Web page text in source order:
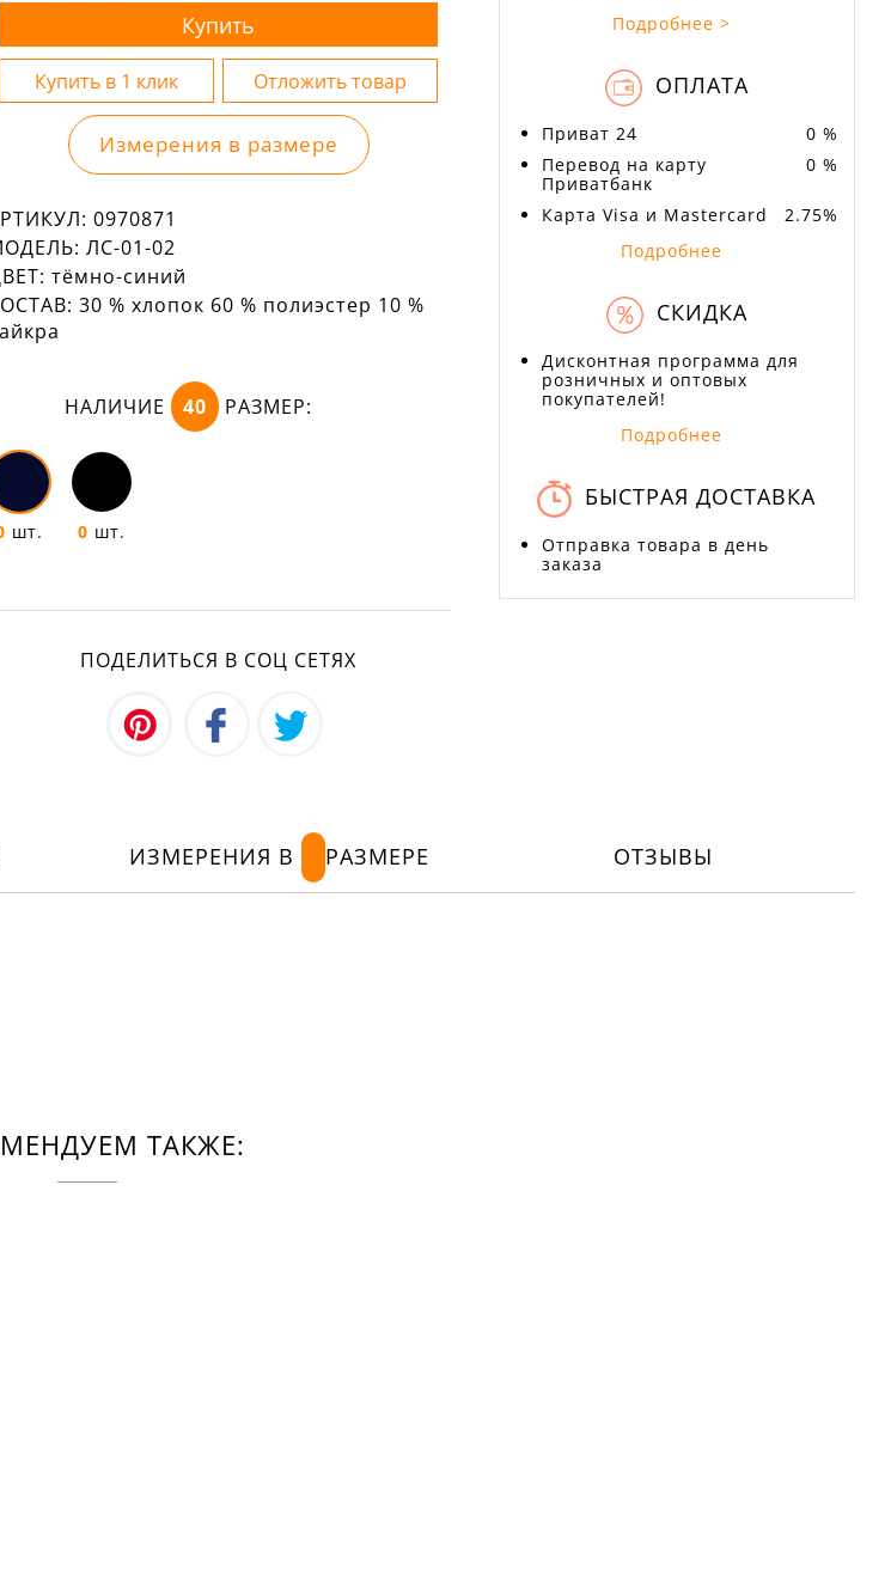
Измерения в размере
0970871
ЛС-01-02
тёмно-синий
30 % хлопок 60 % полиэстер 10 %
НАЛИЧИЕ 40 РАЗМЕР:
шт. 0 шт.
ПОДЕЛИТЬСЯ В СОЦ СЕТЯХ
Подробнее >
ОПЛАТА
Приват 24
0 %
Перевод на карту
Приватбанк
0 %
Карта Visa и Mastercard
2.75%
Подробнее
СКИДКА
Дисконтная программа для
розничных и оптовых
покупателей!
Подробнее
БЫСТРАЯ ДОСТАВКА
Отправка товара в день
заказа
ИЗМЕРЕНИЯ В РАЗМЕРЕ ОТЗЫВЫ
ТАКЖЕ: